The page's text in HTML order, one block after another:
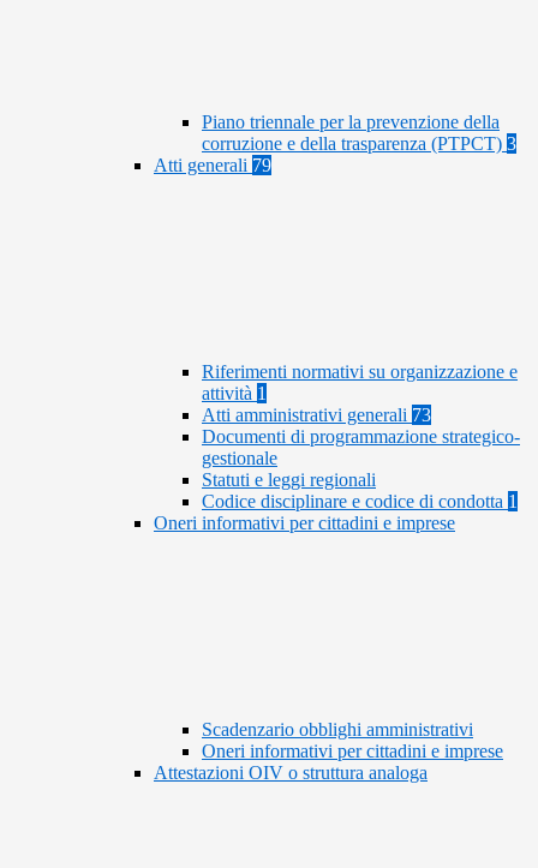
Piano triennale per la prevenzione della
corruzione e della trasparenza (PTPCT) 3
Atti generali 79
Riferimenti normativi su organizzazione e
attività 1
Atti amministrativi generali 73
Documenti di programmazione strategico-
gestionale
Statuti e leggi regionali
Codice disciplinare e codice di condotta 1
Oneri informativi per cittadini e imprese
Scadenzario obblighi amministrativi
Oneri informativi per cittadini e imprese
Attestazioni OIV o struttura analoga